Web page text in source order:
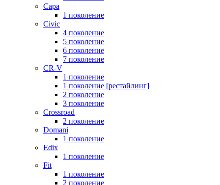
Capa
1 поколение
Civic
4 поколение
5 поколение
6 поколение
7 поколение
CR-V
1 поколение
1 поколение [рестайлинг]
2 поколение
3 поколение
Crossroad
2 поколение
Domani
1 поколение
Edix
1 поколение
Fit
1 поколение
2 поколение